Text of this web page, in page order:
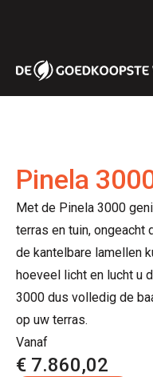
Pinela
Met de Pinela 3000
terras en tuin, ongeacht
de kantelbare lamellen
hoeveel licht en lucht u
3000 dus volledig de
op uw terras.
Vanaf
€ 7.860,02